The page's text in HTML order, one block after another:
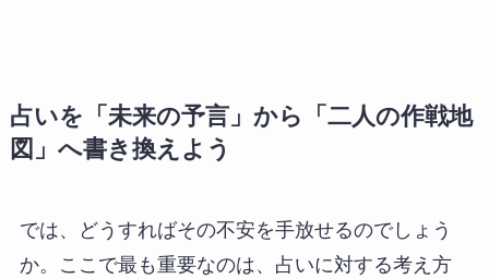
占いを「未来の予言」から「二人の作戦地
図」へ書き換えよう
では、どうすればその不安を手放せるのでしょう
か。ここで最も重要なのは、占いに対する考え方